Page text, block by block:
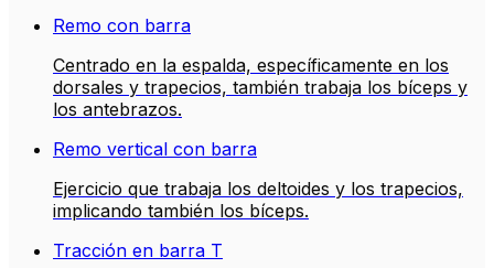
Remo con barra
Centrado en la espalda, específicamente en los
dorsales y trapecios, también trabaja los bíceps y
los antebrazos.
Remo vertical con barra
Ejercicio que trabaja los deltoides y los trapecios,
implicando también los bíceps.
Tracción en barra T